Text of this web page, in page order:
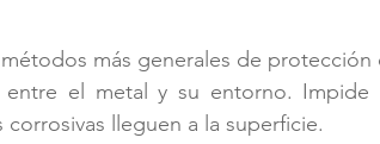
más generales de
entre el metal y su entorno.
corrosivas lleguen a la superficie.